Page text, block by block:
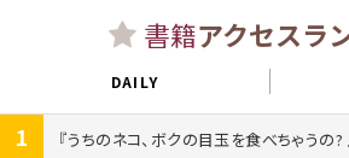
書籍アクセスラ
DAILY
1
うちのネコ、ボクの目玉を食べちゃうの?